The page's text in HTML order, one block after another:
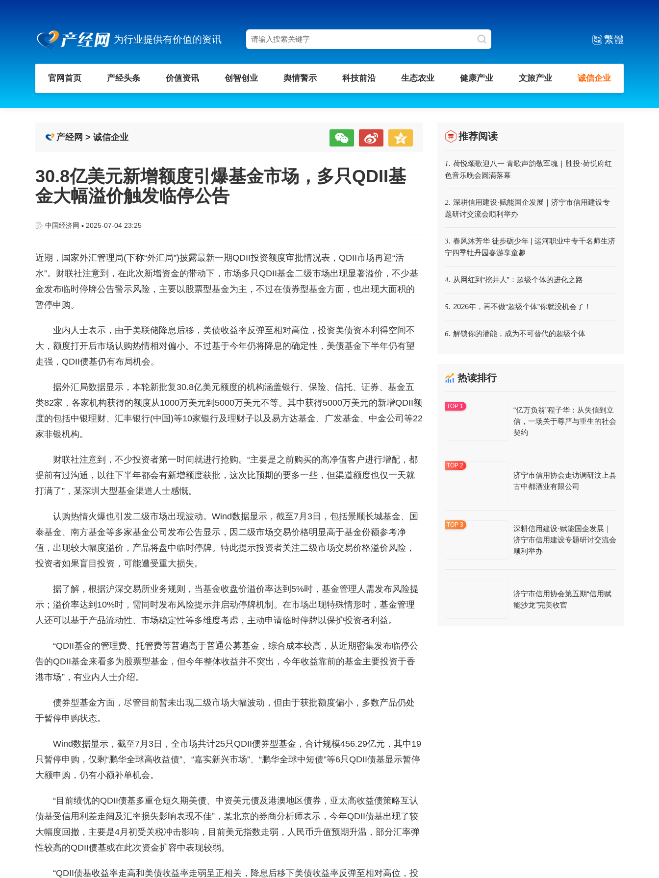
为行业提供有价值的资讯 繁體
官网首页 产经头条 价值资讯 创智创业 舆情警示 科技前沿 生态农业 健康产业 文旅产业 诚信企业
产经网 > 诚信企业
30.8亿美元新增额度引爆基金市场，多只QDII基
金大幅溢价触发临停公告
中国经济网 ▪ 2025-07-04 23:25
近期，国家外汇管理局(下称“外汇局”)披露最新一期QDII投资额度审批情况表，QDII市场再迎“活
水”。财联社注意到，在此次新增资金的带动下，市场多只QDII基金二级市场出现显著溢价，不少基
金发布临时停牌公告警示风险，主要以股票型基金为主，不过在债券型基金方面，也出现大面积的
暂停申购。
业内人士表示，由于美联储降息后移，美债收益率反弹至相对高位，投资美债资本利得空间不
大，额度打开后市场认购热情相对偏小。不过基于今年仍将降息的确定性，美债基金下半年仍有望
走强，QDII债基仍有布局机会。
据外汇局数据显示，本轮新批复30.8亿美元额度的机构涵盖银行、保险、信托、证券、基金五
类82家，各家机构获得的额度从1000万美元到5000万美元不等。其中获得5000万美元的新增QDII额
度的包括中银理财、汇丰银行(中国)等10家银行及理财子以及易方达基金、广发基金、中金公司等22
家非银机构。
财联社注意到，不少投资者第一时间就进行抢购。“主要是之前购买的高净值客户进行增配，都
提前有过沟通，以往下半年都会有新增额度获批，这次比预期的要多一些，但渠道额度也仅一天就
打满了”，某深圳大型基金渠道人士感慨。
认购热情火爆也引发二级市场出现波动。Wind数据显示，截至7月3日，包括景顺长城基金、国
泰基金、南方基金等多家基金公司发布公告显示，因二级市场交易价格明显高于基金份额参考净
值，出现较大幅度溢价，产品将盘中临时停牌。特此提示投资者关注二级市场交易价格溢价风险，
投资者如果盲目投资，可能遭受重大损失。
据了解，根据沪深交易所业务规则，当基金收盘价溢价率达到5%时，基金管理人需发布风险提
示；溢价率达到10%时，需同时发布风险提示并启动停牌机制。在市场出现特殊情形时，基金管理
人还可以基于产品流动性、市场稳定性等多维度考虑，主动申请临时停牌以保护投资者利益。
“QDII基金的管理费、托管费等普遍高于普通公募基金，综合成本较高，从近期密集发布临停公
告的QDII基金来看多为股票型基金，但今年整体收益并不突出，今年收益靠前的基金主要投资于香
港市场”，有业内人士介绍。
债券型基金方面，尽管目前暂未出现二级市场大幅波动，但由于获批额度偏小，多数产品仍处
于暂停申购状态。
Wind数据显示，截至7月3日，全市场共计25只QDII债券型基金，合计规模456.29亿元，其中19
只暂停申购，仅剩“鹏华全球高收益债”、“嘉实新兴市场”、“鹏华全球中短债”等6只QDII债基显示暂停
大额申购，仍有小额补单机会。
“目前绩优的QDII债基多重仓短久期美债、中资美元债及港澳地区债券，亚太高收益债策略互认
债基受信用利差走阔及汇率损失影响表现不佳”，某北京的券商分析师表示，今年QDII债基出现了较
大幅度回撤，主要是4月初受关税冲击影响，目前美元指数走弱，人民币升值预期升温，部分汇率弹
性较高的QDII债基或在此次资金扩容中表现较弱。
“QDII债基收益率走高和美债收益率走弱呈正相关，降息后移下美债收益率反弹至相对高位，投
推荐阅读
1. 荷悦颂歌迎八一 青歌声韵敬军魂｜胜投·荷悦府红
色音乐晚会圆满落幕
2. 深耕信用建设·赋能国企发展｜济宁市信用建设专
题研讨交流会顺利举办
3. 春风沐芳华 徒步砺少年 | 运河职业中专千名师生济
宁四季牡丹园春游享童趣
4. 从网红到“挖井人”：超级个体的进化之路
5. 2026年，再不做“超级个体”你就没机会了！
6. 解锁你的潜能，成为不可替代的超级个体
热读排行
“亿万负翁”程子华：从失信到立
信，一场关于尊严与重生的社会
契约
济宁市信用协会走访调研汶上县
古中都酒业有限公司
深耕信用建设·赋能国企发展｜
济宁市信用建设专题研讨交流会
顺利举办
济宁市信用协会第五期“信用赋
能沙龙”完美收官